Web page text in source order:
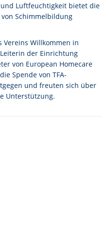
Luftfeuchtigkeit bietet die
Schimmelbildung
Vereins Willkommen in
der Einrichtung
von European Homecare
Spende von TFA-
und freuten sich über
Unterstützung.